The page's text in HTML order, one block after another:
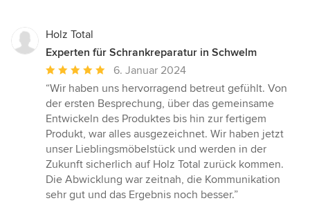
Holz Total
Experten für Schrankreparatur in Schwelm
Durchschnittliche
Bewertung:
5
von
5
Sternen
6. Januar 2024
“Wir haben uns hervorragend betreut gefühlt. Von
der ersten Besprechung, über das gemeinsame
Entwickeln des Produktes bis hin zur fertigem
Produkt, war alles ausgezeichnet. Wir haben jetzt
unser Lieblingsmöbelstück und werden in der
Zukunft sicherlich auf Holz Total zurück kommen.
Die Abwicklung war zeitnah, die Kommunikation
sehr gut und das Ergebnis noch besser.”